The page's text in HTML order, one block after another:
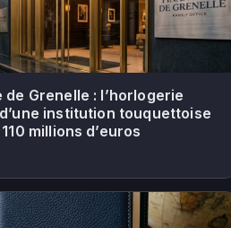
de Grenelle : l’horlogerie
institution touquettoise
millions d’euros